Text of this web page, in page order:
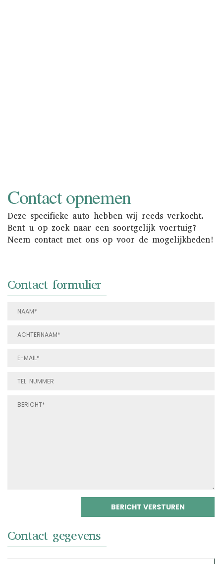
Contact opnemen
Deze specifieke auto hebben wij reeds verkocht.
Bent u op zoek naar een soortgelijk voertuig?
Neem contact met ons op voor de mogelijkheden!
Contact formulier
Contact gegevens